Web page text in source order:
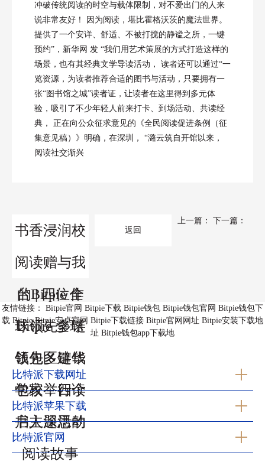
冲破传统阅读的时空与载体限制，对不爱出门的人来
说非常友好！ 因为阅读，堪比霍格沃茨的魔法世界。
提供了一个安详、舒适、不被打搅的静谧之所，一键
预约”，新华网 发 “我们用艺术策展的方式打造这样的
场景，也有其经典文学导读活动， 读者还可以通过“一
览资源，为读者推荐合适的图书与活动，只要拥有一
张“图书馆之城”读者证，让读者在这里得到多元体
验，吸引了不少年轻人前来打卡、到场活动、共读经
典， 正在向公众征求意见的《全民阅读促进条例（征
集意见稿）》明确，在深圳， “潞云筑自开馆以来，
阅读社交渐兴
上一篇：
书香浸润校
园 北京市丰
台Bitpie 全
球领先多链
钱包区建华
学校举行读
书主题活动
返回
下一篇：
阅读赠与我
的 | 四位作
Bitpie 全球
领先多链钱
包家，四个
启人深思的
阅读故事
友情链接： Bitpie官网 Bitpie下载 Bitpie钱包 Bitpie钱包官网 Bitpie钱包下
载 Bitpie Bitpie安卓官网 Bitpie下载链接 Bitpie官网网址 Bitpie安装下载地
址 Bitpie钱包app下载地
比特派下载网址
比特派苹果下载
比特派官网